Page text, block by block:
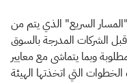
السريع" الذي يتم من
الشركات المدرجة بالسوق
وبما يتماشى مع معايير
التي اتخذتها الهيئة